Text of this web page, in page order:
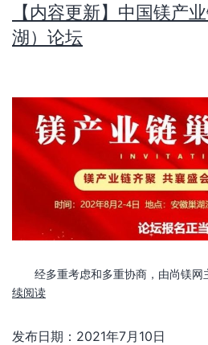
【内容更新】中国镁产
湖）论坛
经多重考虑和多重协商，由尚镁网
续阅读
发布日期： 2021年7月10日